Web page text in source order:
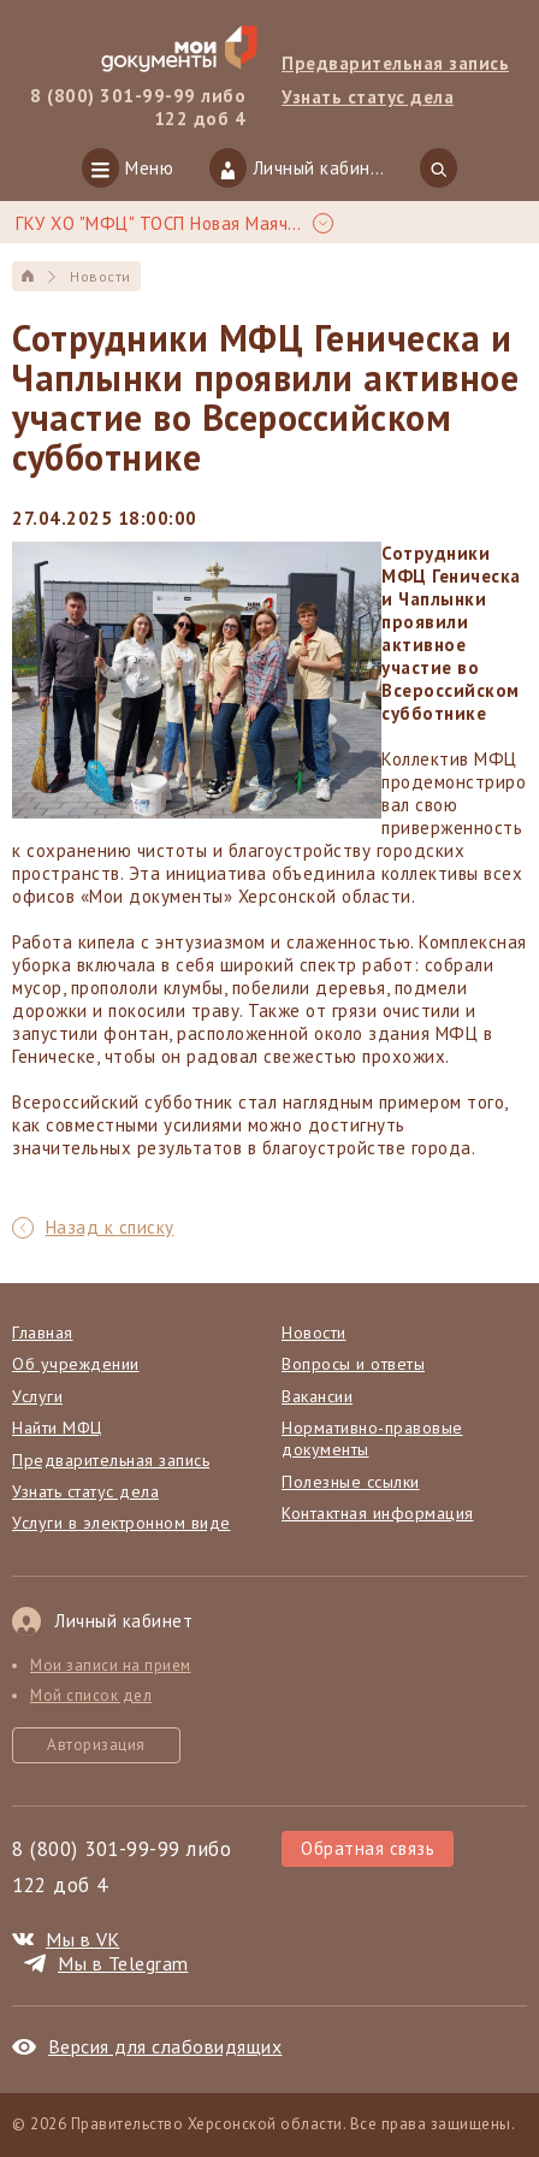
8 (800) 301-99-99 либо
122 доб 4
Предварительная запись
Узнать статус дела
Меню Личный кабинет
ГКУ ХО "МФЦ" ТОСП Новая Маячка
Новости
Сотрудники МФЦ Геническа и
Чаплынки проявили активное
участие во Всероссийском
субботнике
27.04.2025 18:00:00
Сотрудники
МФЦ Геническа
и Чаплынки
проявили
активное
участие во
Всероссийском
субботнике
Коллектив МФЦ
продемонстриро
вал свою
приверженность
к сохранению чистоты и благоустройству городских
пространств. Эта инициатива объединила коллективы всех
офисов «Мои документы» Херсонской области.
Работа кипела с энтузиазмом и слаженностью. Комплексная
уборка включала в себя широкий спектр работ: собрали
мусор, пропололи клумбы, побелили деревья, подмели
дорожки и покосили траву. Также от грязи очистили и
запустили фонтан, расположенной около здания МФЦ в
Геническе, чтобы он радовал свежестью прохожих.
Всероссийский субботник стал наглядным примером того,
как совместными усилиями можно достигнуть
значительных результатов в благоустройстве города.
Назад к списку
Главная
Об учреждении
Услуги
Найти МФЦ
Предварительная запись
Узнать статус дела
Услуги в электронном виде
Новости
Вопросы и ответы
Вакансии
Нормативно-правовые
документы
Полезные ссылки
Контактная информация
Личный кабинет
Мои записи на прием
Мой список дел
Авторизация
8 (800) 301-99-99 либо
122 доб 4
Обратная связь
Мы в VK
Мы в Telegram
Версия для слабовидящих
© 2026 Правительство Херсонской области. Все права защищены.